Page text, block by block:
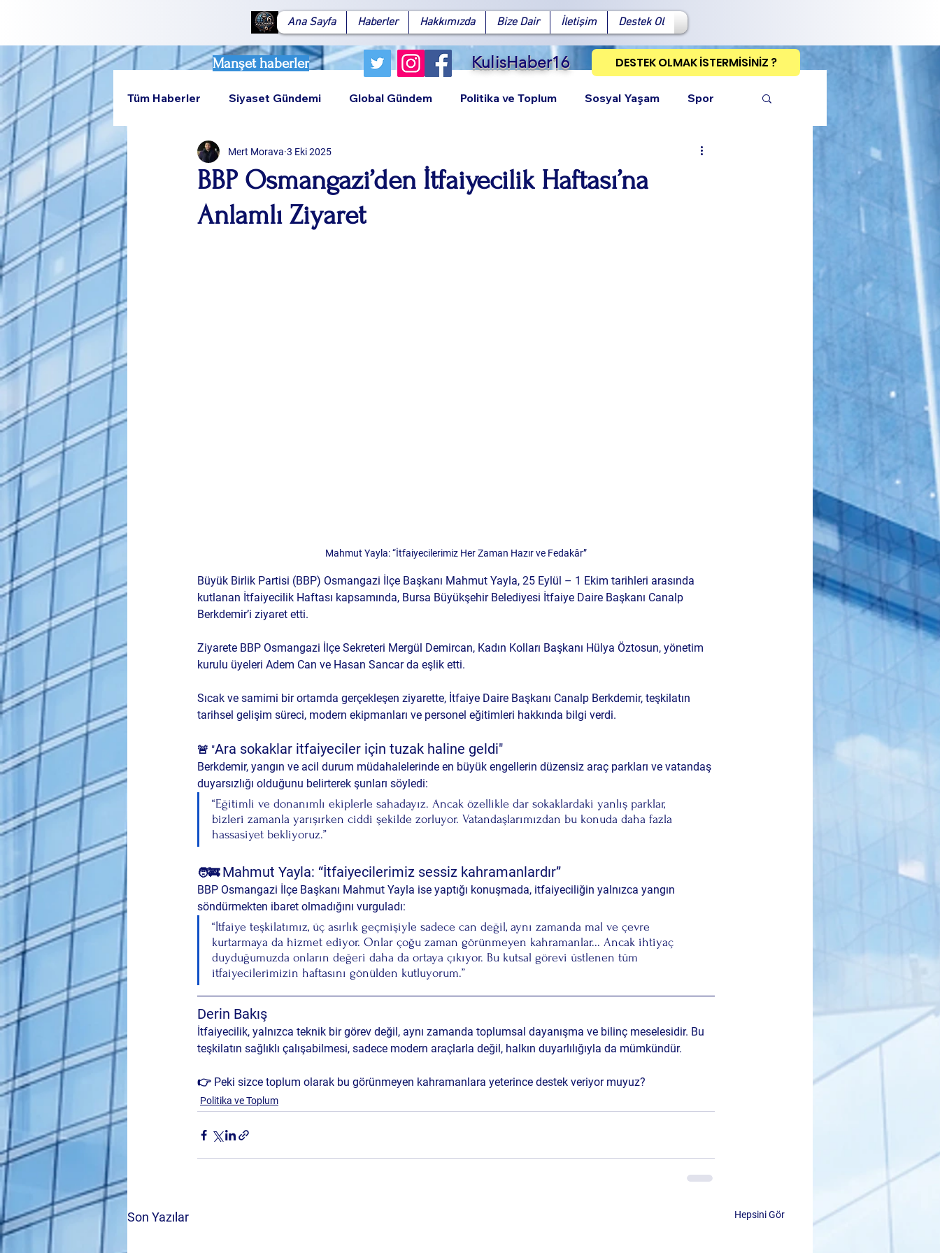
Ana Sayfa Haberler Hakkımızda Bize Dair İletişim Destek Ol
Manşet haberler KulisHaber16 DESTEK OLMAK İSTERMİSİNİZ ?
Tüm Haberler Siyaset Gündemi Global Gündem Politika ve Toplum Sosyal Yaşam Spor
Teknoloji Rumeli
BBP Osmangazi’den İtfaiyecilik Haftası’na
Anlamlı Ziyaret
Mert Morava 3 Eki 2025
Mahmut Yayla: “İtfaiyecilerimiz Her Zaman Hazır ve Fedakâr”
Büyük Birlik Partisi (BBP) Osmangazi İlçe Başkanı Mahmut Yayla, 25 Eylül – 1 Ekim tarihleri arasında
kutlanan İtfaiyecilik Haftası kapsamında, Bursa Büyükşehir Belediyesi İtfaiye Daire Başkanı Canalp
Berkdemir’i ziyaret etti.
Ziyarete BBP Osmangazi İlçe Sekreteri Mergül Demircan, Kadın Kolları Başkanı Hülya Öztosun, yönetim
kurulu üyeleri Adem Can ve Hasan Sancar da eşlik etti.
Sıcak ve samimi bir ortamda gerçekleşen ziyarette, İtfaiye Daire Başkanı Canalp Berkdemir, teşkilatın
tarihsel gelişim süreci, modern ekipmanları ve personel eğitimleri hakkında bilgi verdi.
🚨 "Ara sokaklar itfaiyeciler için tuzak haline geldi"
Berkdemir, yangın ve acil durum müdahalelerinde en büyük engellerin düzensiz araç parkları ve vatandaş
duyarsızlığı olduğunu belirterek şunları söyledi:
“Eğitimli ve donanımlı ekiplerle sahadayız. Ancak özellikle dar sokaklardaki yanlış parklar,
bizleri zamanla yarışırken ciddi şekilde zorluyor. Vatandaşlarımızdan bu konuda daha fazla
hassasiyet bekliyoruz.”
🧑‍🚒 Mahmut Yayla: “İtfaiyecilerimiz sessiz kahramanlardır”
BBP Osmangazi İlçe Başkanı Mahmut Yayla ise yaptığı konuşmada, itfaiyeciliğin yalnızca yangın
söndürmekten ibaret olmadığını vurguladı:
“İtfaiye teşkilatımız, üç asırlık geçmişiyle sadece can değil, aynı zamanda mal ve çevre
kurtarmaya da hizmet ediyor. Onlar çoğu zaman görünmeyen kahramanlar... Ancak ihtiyaç
duyduğumuzda onların değeri daha da ortaya çıkıyor. Bu kutsal görevi üstlenen tüm
itfaiyecilerimizin haftasını gönülden kutluyorum.”
Derin Bakış
İtfaiyecilik, yalnızca teknik bir görev değil, aynı zamanda toplumsal dayanışma ve bilinç meselesidir. Bu
teşkilatın sağlıklı çalışabilmesi, sadece modern araçlarla değil, halkın duyarlılığıyla da mümkündür.
👉 Peki sizce toplum olarak bu görünmeyen kahramanlara yeterince destek veriyor muyuz?
Politika ve Toplum
Son Yazılar Hepsini Gör